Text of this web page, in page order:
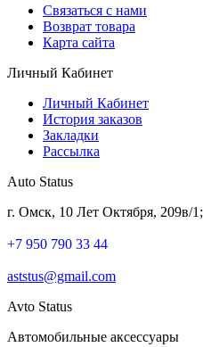
Связаться с нами
Возврат товара
Карта сайта
Личный Кабинет
Личный Кабинет
История заказов
Закладки
Рассылка
Auto Status
г. Омск, 10 Лет Октября, 209в/
+7 950 790 33 44
aststus@gmail.com
Avto Status
Автомобильные аксессуары